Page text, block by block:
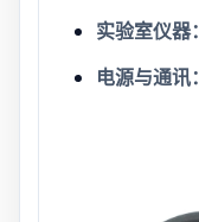
实验室仪器：
电源与通讯：